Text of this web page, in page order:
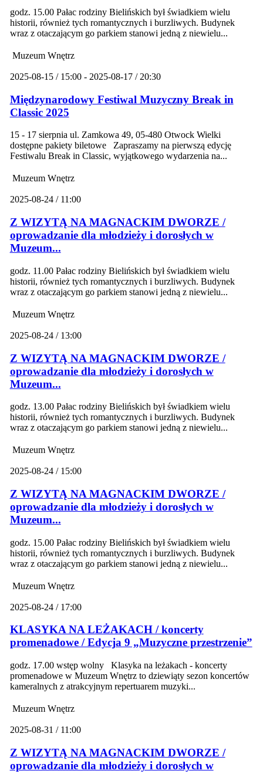
godz. 15.00 Pałac rodziny Bielińskich był świadkiem wielu
historii, również tych romantycznych i burzliwych. Budynek
wraz z otaczającym go parkiem stanowi jedną z niewielu...
Muzeum Wnętrz
2025-08-15 / 15:00 - 2025-08-17 / 20:30
Międzynarodowy Festiwal Muzyczny Break in
Classic 2025
15 - 17 sierpnia ul. Zamkowa 49, 05-480 Otwock Wielki
dostępne pakiety biletowe Zapraszamy na pierwszą edycję
Festiwalu Break in Classic, wyjątkowego wydarzenia na...
Muzeum Wnętrz
2025-08-24 / 11:00
Z WIZYTĄ NA MAGNACKIM DWORZE /
oprowadzanie dla młodzieży i dorosłych w
Muzeum...
godz. 11.00 Pałac rodziny Bielińskich był świadkiem wielu
historii, również tych romantycznych i burzliwych. Budynek
wraz z otaczającym go parkiem stanowi jedną z niewielu...
Muzeum Wnętrz
2025-08-24 / 13:00
Z WIZYTĄ NA MAGNACKIM DWORZE /
oprowadzanie dla młodzieży i dorosłych w
Muzeum...
godz. 13.00 Pałac rodziny Bielińskich był świadkiem wielu
historii, również tych romantycznych i burzliwych. Budynek
wraz z otaczającym go parkiem stanowi jedną z niewielu...
Muzeum Wnętrz
2025-08-24 / 15:00
Z WIZYTĄ NA MAGNACKIM DWORZE /
oprowadzanie dla młodzieży i dorosłych w
Muzeum...
godz. 15.00 Pałac rodziny Bielińskich był świadkiem wielu
historii, również tych romantycznych i burzliwych. Budynek
wraz z otaczającym go parkiem stanowi jedną z niewielu...
Muzeum Wnętrz
2025-08-24 / 17:00
KLASYKA NA LEŻAKACH / koncerty
promenadowe / Edycja 9 „Muzyczne przestrzenie”
godz. 17.00 wstęp wolny Klasyka na leżakach - koncerty
promenadowe w Muzeum Wnętrz to dziewiąty sezon koncertów
kameralnych z atrakcyjnym repertuarem muzyki...
Muzeum Wnętrz
2025-08-31 / 11:00
Z WIZYTĄ NA MAGNACKIM DWORZE /
oprowadzanie dla młodzieży i dorosłych w